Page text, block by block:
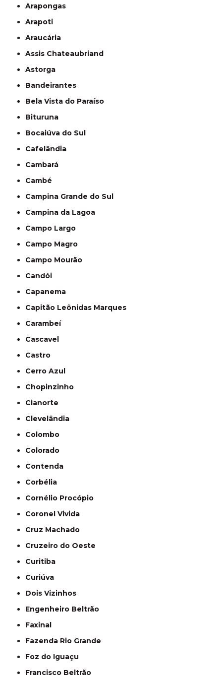
Arapongas
Arapoti
Araucária
Assis Chateaubriand
Astorga
Bandeirantes
Bela Vista do Paraíso
Bituruna
Bocaiúva do Sul
Cafelândia
Cambará
Cambé
Campina Grande do Sul
Campina da Lagoa
Campo Largo
Campo Magro
Campo Mourão
Candói
Capanema
Capitão Leônidas Marques
Carambeí
Cascavel
Castro
Cerro Azul
Chopinzinho
Cianorte
Clevelândia
Colombo
Colorado
Contenda
Corbélia
Cornélio Procópio
Coronel Vivida
Cruz Machado
Cruzeiro do Oeste
Curitiba
Curiúva
Dois Vizinhos
Engenheiro Beltrão
Faxinal
Fazenda Rio Grande
Foz do Iguaçu
Francisco Beltrão